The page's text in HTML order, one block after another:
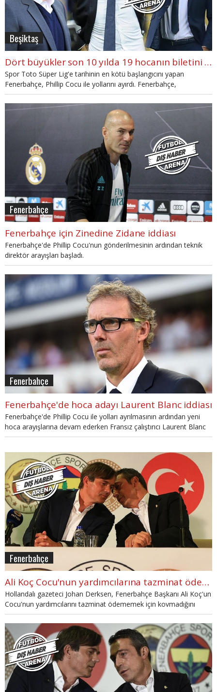
Beşiktaş
Dört büyükler son 10 yılda 19 hocanın biletini kesti
Spor Toto Süper Lig'e tarihinin en kötü başlangıcını yapan
Fenerbahçe, Phillip Cocu ile yollarını ayırdı. Fenerbahçe,
Galatasaray, Beşiktaş ve Trabzonspor son 10 yılda çalıştığı
hocalarla yollarını ayırdığı hoca sayısı dikkat çekiyor.
Fenerbahçe
Fenerbahçe için Zinedine Zidane iddiası
Fenerbahçe'de Phillip Cocu'nun gönderilmesinin ardından teknik
direktör arayışları başladı.
Fenerbahçe
Fenerbahçe'de hoca adayı Laurent Blanc iddiası
Fenerbahçe'de Phillip Cocu ile yolları ayrılmasının ardından yeni
hoca arayışlarına devam ederken Fransız çalıştırıcı Laurent Blanc
ile ilgili gelişmeler yaşanıyor. Fenerbahçe'nin yeni hocası kim
Fenerbahçe
Ali Koç Cocu'nun yardımcılarına tazminat ödemek istemiyor
Hollandalı gazeteci Johan Derksen, Fenerbahçe Başkanı Ali Koç'un
Cocu'nun yardımcılarını tazminat ödememek için kovmadığını
söyledi.